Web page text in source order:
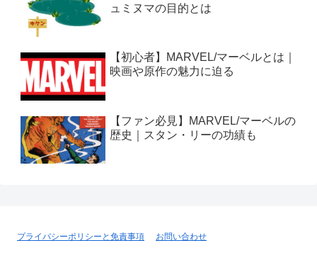
ュミヌマの目的とは
【初心者】MARVEL/マーベルとは｜
映画や原作の魅力に迫る
【ファン必見】MARVEL/マーベルの
歴史｜スタン・リーの功績も
プライバシーポリシーと免責事項 お問い合わせ